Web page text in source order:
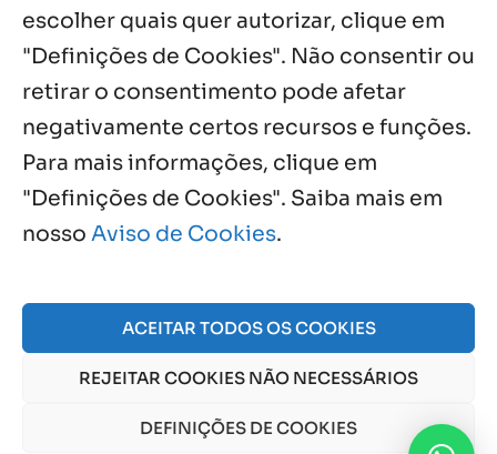
escolher quais quer autorizar, clique em
"Definições de Cookies". Não consentir ou
retirar o consentimento pode afetar
negativamente certos recursos e funções.
Para mais informações, clique em
"Definições de Cookies". Saiba mais em
nosso Aviso de Cookies.
ACEITAR TODOS OS COOKIES
REJEITAR COOKIES NÃO NECESSÁRIOS
DEFINIÇÕES DE COOKIES
Agosto, 2026
da Esperança. CNPJ: 48555775000150 |
Aviso de Cookies
eAviso de Privacidade